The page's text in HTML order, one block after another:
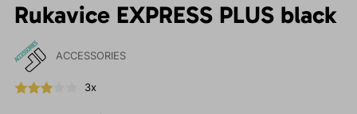
Rukavice EXPRESS PLUS black
ACCESSORIES
3x